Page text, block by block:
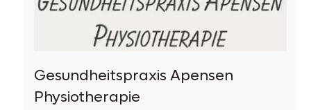
Gesundheitspraxis Apensen
Physiotherapie